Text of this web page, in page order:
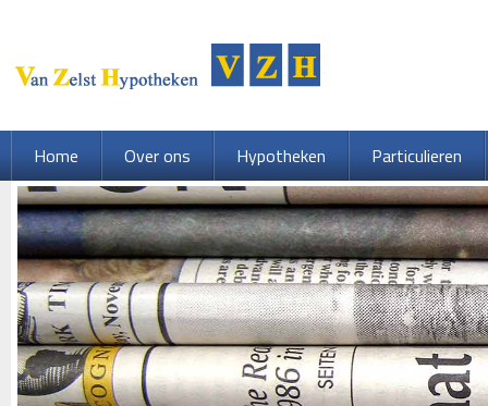
Home Over ons Hypotheken Particulieren